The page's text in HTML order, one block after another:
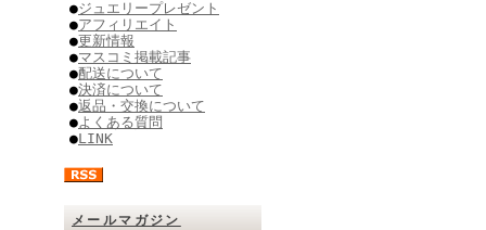
●ジュエリープレゼント
●アフィリエイト
●更新情報
●マスコミ掲載記事
●配送について
●決済について
●返品・交換について
●よくある質問
●LINK
メールマガジン